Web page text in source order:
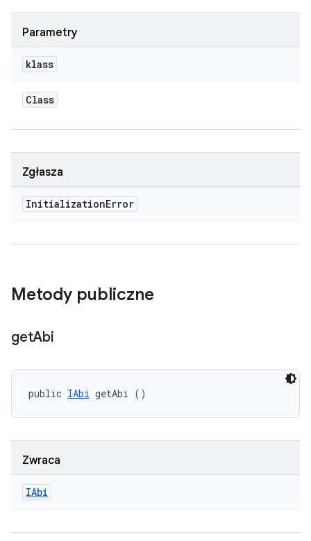
Parametry
klass
Class
Zgłasza
InitializationError
Metody publiczne
getAbi
public IAbi getAbi ()
Zwraca
IAbi